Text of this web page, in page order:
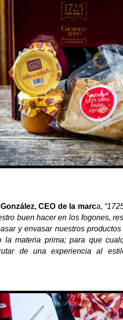
CEO de la marca,
buen hacer en los fogones,
y envasar nuestros
la materia prima; para que
de una experiencia al